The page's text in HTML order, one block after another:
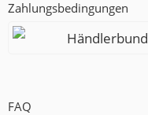
Zahlungsbedingungen
Händlerbund
FAQ